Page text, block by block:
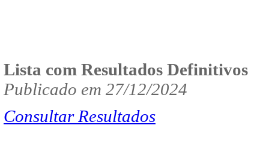
Lista com Resultados Definitivos
Publicado em 27/12/2024
Consultar Resultados